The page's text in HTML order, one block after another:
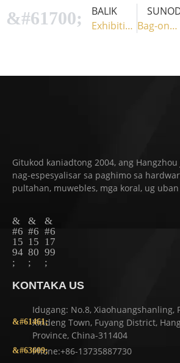
BALIK
Exhibition 1
Bag-ong Pergola Bracket: Pagsulay sa Kalig-on alang sa Imong Kinabuhi sa gawas
Gitukod kaniadtong 2004, ang
nag-espesyalisar sa paghimo sa
pultahan, muwebles, mga koral, ug
KONTAKA US
Idugang: No.8, Xiaohuangshanling,
Xindeng Town, Fuyang District,
Province, China-311404
Phone:+86-13735887730